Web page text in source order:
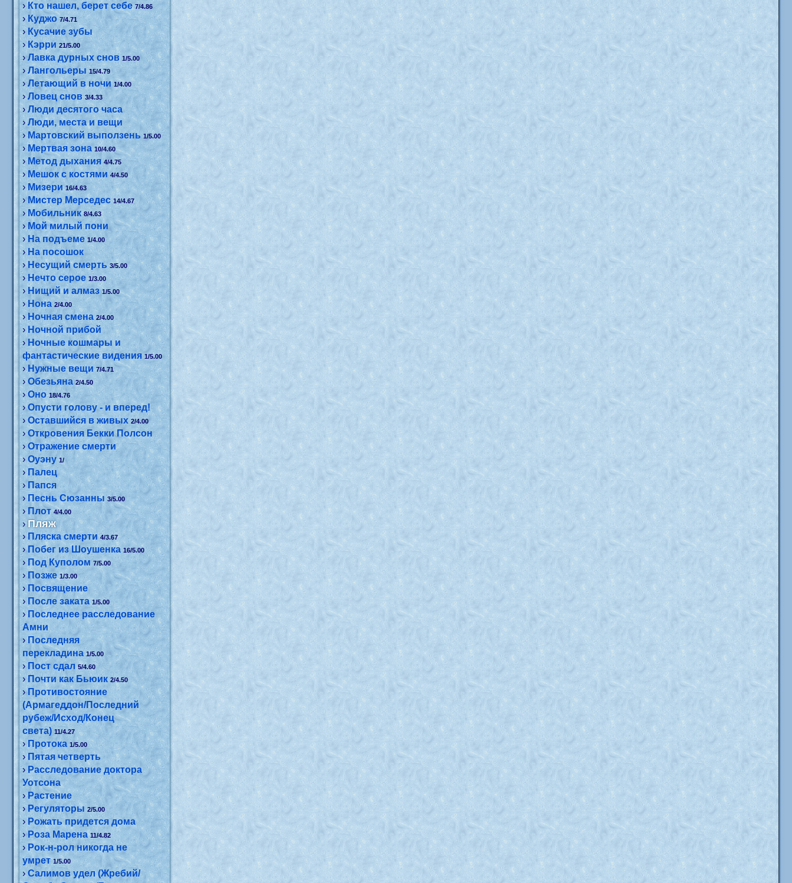
›Кто нашел, берет себе 7/4.86
›Куджо 7/4.71
› Кусачие зубы
›Кэрри 21/5.00
›Лавка дурных снов 1/5.00
›Лангольеры 15/4.79
›Летающий в ночи 1/4.00
›Ловец снов 3/4.33
›Люди десятого часа
›Люди, места и вещи
› Мартовский выползень 1/5.00
›Мертвая зона 10/4.60
›Метод дыхания 4/4.75
›Мешок с костями 4/4.50
›Мизери 16/4.63
› Мистер Мерседес 14/4.67
›Мобильник 8/4.63
› Мой милый пони
›На подъеме 1/4.00
›На посошок
› Несущий смерть 3/5.00
›Нечто серое 1/3.00
›Нищий и алмаз 1/5.00
›Нона 2/4.00
›Ночная смена 2/4.00
›Ночной прибой
› Ночные кошмары и
фантастические видения 1/5.00
› Нужные вещи 7/4.71
›Обезьяна 2/4.50
›Оно 18/4.76
›Опусти голову - и вперед!
›Оставшийся в живых 2/4.00
›Откровения Бекки Полсон
›Отражение смерти
›Оуэну 1/
›Палец
› Папся
›Песнь Сюзанны 3/5.00
›Плот 4/4.00
›Пляж
›Пляска смерти 4/3.67
›Побег из Шоушенка 16/5.00
› Под Куполом 7/5.00
›Позже 1/3.00
› Посвящение
›После заката 1/5.00
›Последнее расследование
Амни
›Последняя
перекладина 1/5.00
›Пост сдал 5/4.60
›Почти как Бьюик 2/4.50
›Противостояние
(Армагеддон/Последний
рубеж/Исход/Конец
света) 11/4.27
›Протока 1/5.00
›Пятая четверть
› Расследование доктора
Уотсона
›Растение
› Регуляторы 2/5.00
›Рожать придется дома
› Роза Марена 11/4.82
›Рок-н-рол никогда не
умрет 1/5.00
›Салимов удел (Жребий/